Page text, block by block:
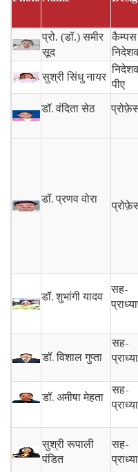
प्रो. (डॉ.) समीर
सूद
कैम्पस
सुश्री सिंधु नायर
पीए
डॉ. वंदिता सेठ
डॉ. प्रणव वोरा
डॉ. शुभांगी यादव
सह-
डॉ.विशाल गुप्ता
सह-
डॉ. अमीषा मेहता
सह-
सुश्री रूपाली
पंडित
सह-